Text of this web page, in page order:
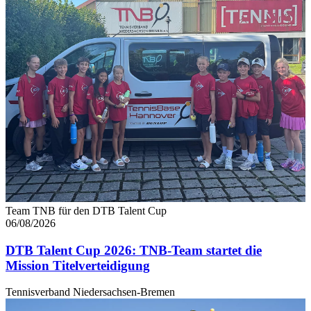
weiteren Daten zusammen, die Sie ihnen bereitgestellt
haben oder die sie im Rahmen Ihrer Nutzung der Dienste
gesammelt haben. DieCookie-Einstellungenkönnen
jederzeit über den Link im Footer aufgerufen und
angepasst werden.
Team TNB für den DTB Talent Cup
06/08/2026
DTB Talent Cup 2026: TNB-Team startet die
Mission Titelverteidigung
Tennisverband Niedersachsen-Bremen